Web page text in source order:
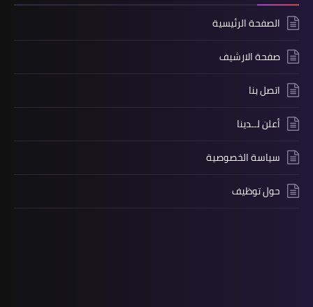
الصفحة الرئيسية
صفحة الارشيف
اتصل بنا
أعلن لــدينا
سياسة الخصوصية
حول توظيف